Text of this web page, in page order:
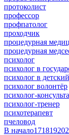
протоколист
профессор
профпатолог
проходчик
процедурная
процедурная
психолог
психолог в
психолог в
психолог волонтёр
психолог-
психолог-тренер
психотерапевт
пчеловод
В начало17181920